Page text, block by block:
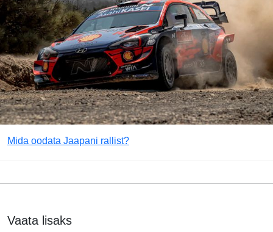
Mida oodata Jaapani rallist?
Vaata lisaks